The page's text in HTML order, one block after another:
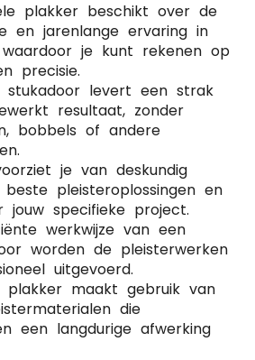
plakker beschikt over de
en jarenlange ervaring in
waardoor je kunt rekenen op
precisie.
stukadoor levert een strak
resultaat, zonder
bobbels of andere
je van deskundig
pleisteroplossingen en
jouw specifieke project.
werkwijze van een
worden de pleisterwerken
uitgevoerd.
plakker maakt gebruik van
die
een langdurige afwerking